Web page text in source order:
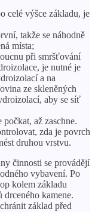
celé výšce základu, je
takže se náhodně
místa;
při smršťování
je nutné je
a na
ze skleněných
aby se síť
až zaschne.
zda je povrch
druhou vrstvu.
činnosti se provádějí
vybavení. Po
kolem základu
kamene.
základ před